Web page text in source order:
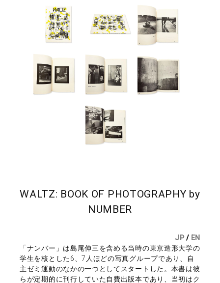
WALTZ: BOOK OF PHOTOGRAPHY by
NUMBER
JP / EN
「ナンバー」は島尾伸三を含める当時の東京造形大学の
学生を核とした6、7人ほどの写真グループであり、自
主ゼミ運動のなかの一つとしてスタートした。本書は彼
らが定期的に刊行していた自費出版本であり、当初はク